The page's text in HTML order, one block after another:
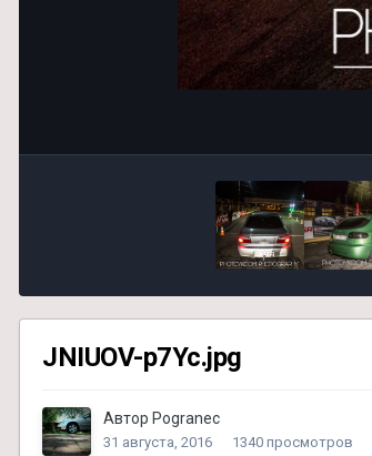
JNIUOV-p7Yc.jpg
Автор Pogranec
31 августа, 2016 1340 просмотров